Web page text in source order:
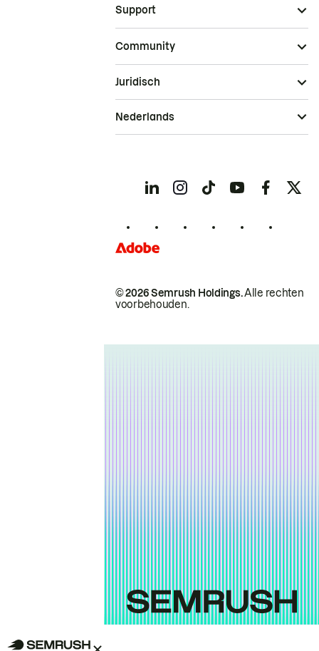
Support
Community
© 2026 Semrush Holdings.Alle rechten
voorbehouden.
Juridisch
Nederlands